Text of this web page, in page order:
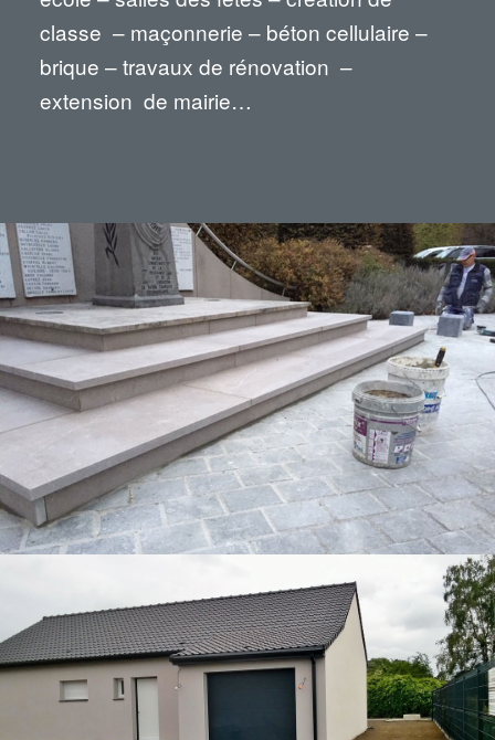
classe – maçonnerie – béton cellulaire –
brique – travaux de rénovation –
extension de mairie…